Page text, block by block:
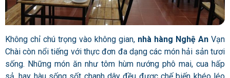
Không chỉ chú trọng vào không gian, nhà hàng Nghệ An Vạn
Chài còn nổi tiếng với thực đơn đa dạng các món hải sản tươi
sống. Những món ăn như tôm hùm nướng phô mai, cua hấp